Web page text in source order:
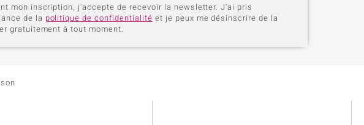
mon inscription, j'accepte de recevoir la newsletter. J'ai pris
de la politique de confidentialité et je peux me désinscrire de la
gratuitement à tout moment.